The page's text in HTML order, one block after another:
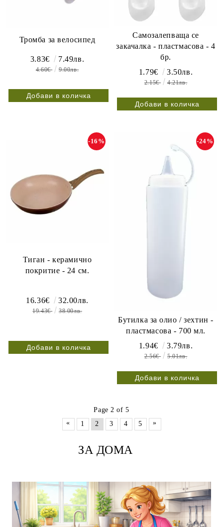
Тромба за велосипед
3.83€ 7.49лв.
4.60€ 9.00лв.
Самозалепваща се
закачалка - пластмасова - 4
бр.
1.79€ 3.50лв.
2.15€ 4.21лв.
Тиган - керамично
покритие - 24 см.
-16%
16.36€ 32.00лв.
19.43€ 38.00лв.
Бутилка за олио / зехтин -
пластмасова - 700 мл.
-24%
1.94€ 3.79лв.
2.56€ 5.01лв.
Page 2 of 5
«
1 2 3 4 5 »
ЗА ДОМА